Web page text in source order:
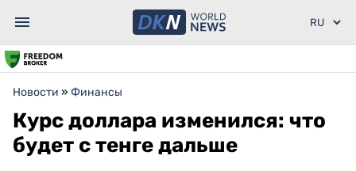
Новости » Финансы
Курс доллара изменился: что
будет с тенге дальше